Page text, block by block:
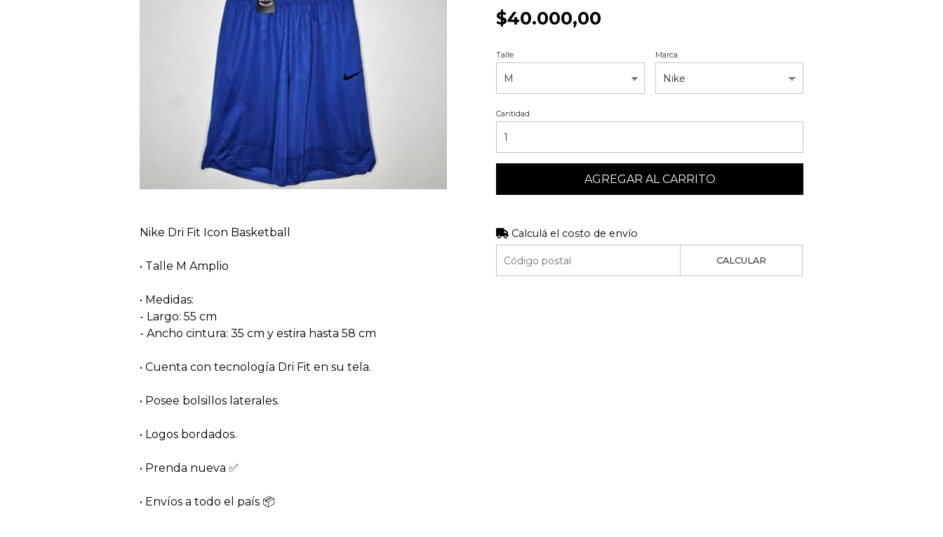
Nike Dri Fit Icon Basketball
• Talle M Amplio
• Medidas:
- Largo: 55 cm
- Ancho cintura: 35 cm y estira hasta 58 cm
• Cuenta con tecnología Dri Fit en su tela.
• Posee bolsillos laterales.
• Logos bordados.
• Prenda nueva ✅️
• Envíos a todo el país 📦
$40.000,00
Talle Marca
Cantidad
AGREGAR AL CARRITO
Calculá el costo de envío
CALCULAR